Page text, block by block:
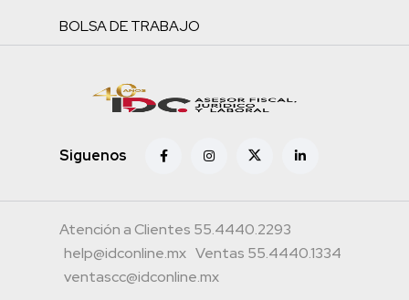
BOLSA DE TRABAJO
Siguenos
Atención a Clientes 55.4440.2293
help@idconline.mx Ventas 55.4440.1334
ventascc@idconline.mx